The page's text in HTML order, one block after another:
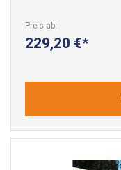
Preis ab
229,20 €